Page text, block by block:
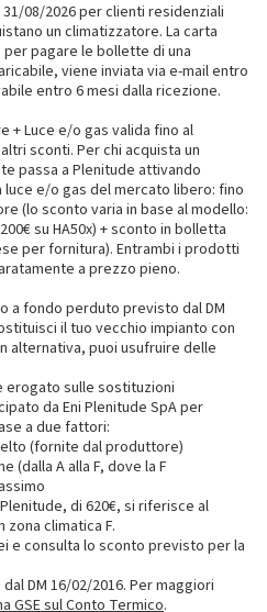
08/2026 per clienti residenziali
un climatizzatore. La carta
pagare le bollette di una
viene inviata via e-mail entro
entro 6 mesi dalla ricezione.
+ Luce e/o gas valida fino al
sconti. Per chi acquista un
passa a Plenitude attivando
e/o gas del mercato libero: fino
(lo sconto varia in base al modello:
su HA50x) + sconto in bolletta
per fornitura). Entrambi i prodotti
a prezzo pieno.
a fondo perduto previsto dal DM
il tuo vecchio impianto con
alternativa, puoi usufruire delle
erogato sulle sostituzioni
da Eni Plenitude SpA per
a due fattori:
(fornite dal produttore)
(dalla A alla F, dove la F
di 620€, si riferisce al
climatica F.
e consulta lo sconto previsto per la
DM 16/02/2016. Per maggiori
GSE sul Conto Termico.